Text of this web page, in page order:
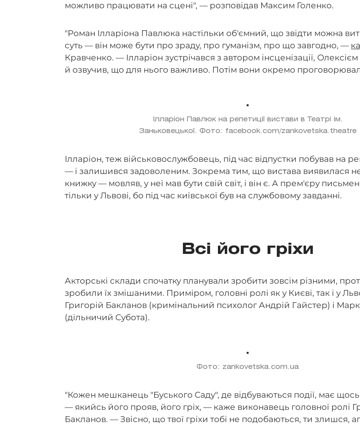
можливо працювати на сцені", — розповідав Максим Голенко.
"Роман Ілларіона Павлюка настільки об'ємний, що звідти можна
суть — він може бути про зраду, про гуманізм, про що завгодно, —
Кравченко. — Ілларіон зустрічався з автором інсценізації,
й озвучив, що для нього важливо. Потім вони окремо
Ілларіон Павлюк на репетиції вистави в Театрі ім.
Заньковецької. Фото: facebook.com/zankovetska.theatre
Ілларіон, теж військовослужбовець, під час відпустки побував на
— і залишився задоволеним. Зокрема тим, що вистава виявилася
книжку — мовляв, у неї мав бути свій світ, і він є. А прем'єру
тільки у Львові, бо під час київської був на службовому завданні.
Всі його гріхи
Акторські склади спочатку планували зробити зовсім різними,
зробили їх змішаними. Приміром, головні ролі як у Києві, так і у
Григорій Бакланов (кримінальний психолог Андрій Гайстер) і
(дільничий Субота).
Фото: zankovetska.com.ua
"Кожен мешканець "Буського Саду", де відбуваються події, має щось
— якийсь його прояв, його гріх, — каже виконавець головної ролі
Бакланов. — Звісно, що твої гріхи тобі не подобаються, ти злишся,